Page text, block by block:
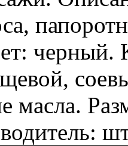
черный.
масла.